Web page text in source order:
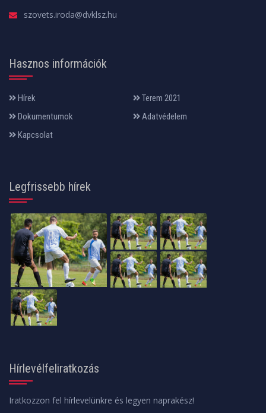
szovets.iroda@dvklsz.hu
Hasznos információk
Hírek
Terem 2021
Dokumentumok
Adatvédelem
Kapcsolat
Legfrissebb hírek
Hírlevélfeliratkozás
Iratkozzon fel hírlevelünkre és legyen naprakész!